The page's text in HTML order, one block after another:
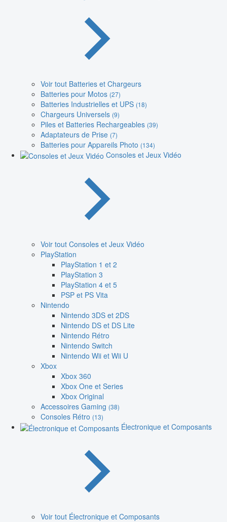
Voir tout Batteries et Chargeurs
Batteries pour Motos (27)
Batteries Industrielles et UPS (18)
Chargeurs Universels (9)
Piles et Batteries Rechargeables (39)
Adaptateurs de Prise (7)
Batteries pour Appareils Photo (134)
Consoles et Jeux Vidéo
Voir tout Consoles et Jeux Vidéo
PlayStation
PlayStation 1 et 2
PlayStation 3
PlayStation 4 et 5
PSP et PS Vita
Nintendo
Nintendo 3DS et 2DS
Nintendo DS et DS Lite
Nintendo Rétro
Nintendo Switch
Nintendo Wii et Wii U
Xbox
Xbox 360
Xbox One et Series
Xbox Original
Accessoires Gaming (38)
Consoles Rétro (13)
Électronique et Composants
Voir tout Électronique et Composants